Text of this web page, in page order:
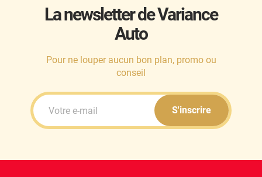
La newsletter de Variance
Auto
Pour ne louper aucun bon plan, promo ou
conseil
S'inscrire